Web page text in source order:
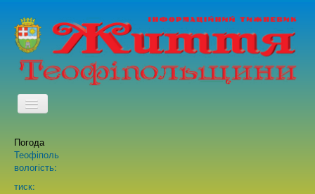
TPL_PROTOSTAR_TOGGLE_MENU
Погода
Теофіполь
вологість:
тиск: